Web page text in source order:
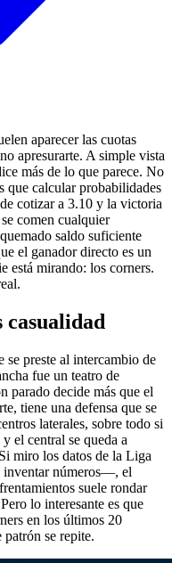
aparecer las cuotas
apresurarte. A simple vista
más de lo que parece. No
que calcular probabilidades
cotizar a 3.10 y la victoria
comen cualquier
saldo suficiente
el ganador directo es un
está mirando: los corners.
casualidad
se preste al intercambio de
fue un teatro de
parado decide más que el
tiene una defensa que se
laterales, sobre todo si
el central se queda a
miro los datos de la Liga
inventar números—, el
suele rondar
lo interesante es que
en los últimos 20
se repite.